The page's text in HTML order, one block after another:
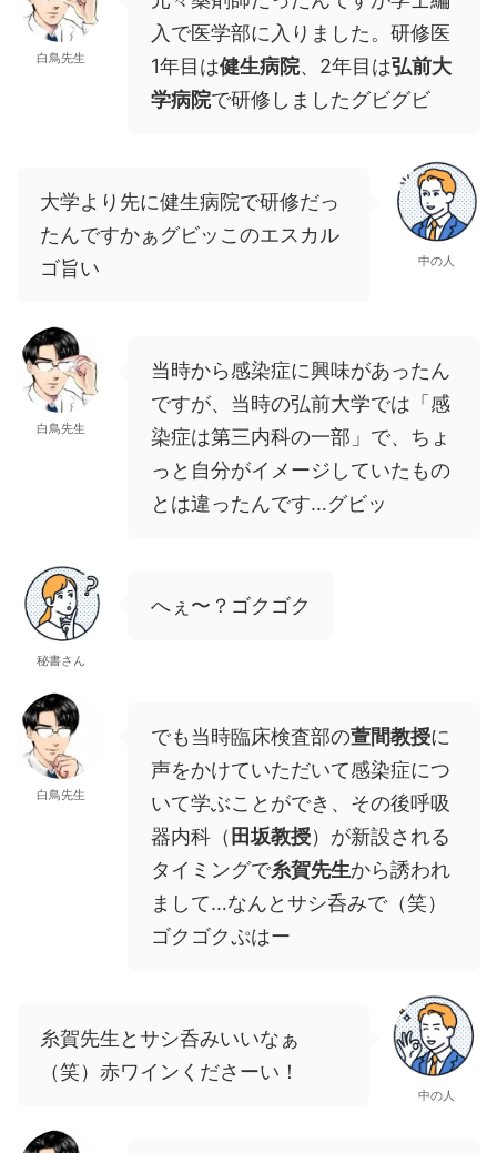
白鳥先生
入で医学部に入りました。研修医
1年目は健生病院、2年目は弘前大
学病院で研修しましたグビグビ
大学より先に健生病院で研修だっ
たんですかぁグビッこのエスカル
ゴ旨い
中の人
白鳥先生
当時から感染症に興味があったん
ですが、当時の弘前大学では「感
染症は第三内科の一部」で、ちょ
っと自分がイメージしていたもの
とは違ったんです…グビッ
秘書さん
へぇ〜？ゴクゴク
白鳥先生
でも当時臨床検査部の萱間教授に
声をかけていただいて感染症につ
いて学ぶことができ、その後呼吸
器内科（ 田坂教授）が新設される
タイミングで糸賀先生から誘われ
まして…なんとサシ呑みで（笑）
ゴクゴクぷはー
糸賀先生とサシ呑みいいなぁ
（笑）赤ワインくださーい！
中の人